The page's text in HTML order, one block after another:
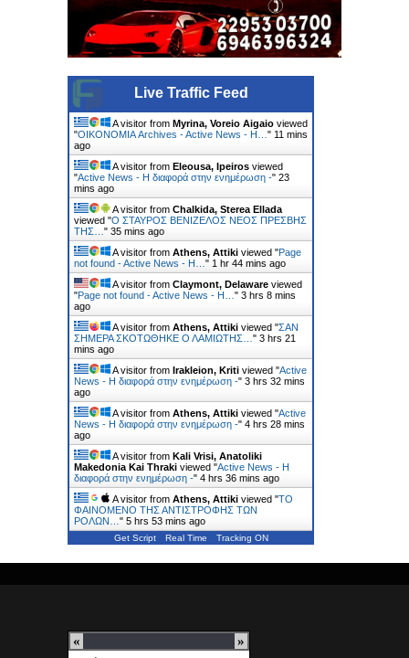
Live Traffic Feed
A visitor from Myrina, Voreio Aigaio viewed
"ΟΙΚΟΝΟΜΙΑ Archives - Active News - Η… " 11 mins
ago
A visitor from Eleousa, Ipeiros viewed
"Active News - Η διαφορά στην ενημέρωση -" 23
mins ago
A visitor from Chalkida, Sterea Ellada
viewed "Ο ΣΤΑΥΡΟΣ ΒΕΝΙΖΕΛΟΣ ΝΕΟΣ ΠΡΕΣΒΗΣ
ΤΗΣ… " 35 mins ago
A visitor from Athens, Attiki viewed "Page
not found - Active News - Η… " 1 hr 44 mins ago
A visitor from Claymont, Delaware viewed
"Page not found - Active News - Η… " 3 hrs 8 mins
ago
A visitor from Athens, Attiki viewed "ΣΑΝ
ΣΗΜΕΡΑ ΣΚΟΤΩΘΗΚΕ Ο ΛΑΜΙΩΤΗΣ… " 3 hrs 21
mins ago
A visitor from Irakleion, Kriti viewed "Active
News - Η διαφορά στην ενημέρωση -" 3 hrs 32 mins
ago
A visitor from Athens, Attiki viewed "Active
News - Η διαφορά στην ενημέρωση -" 4 hrs 28 mins
ago
A visitor from Kali Vrisi, Anatoliki
Makedonia Kai Thraki viewed "Active News - Η
διαφορά στην ενημέρωση -" 4 hrs 36 mins ago
A visitor from Athens, Attiki viewed "ΤΟ
ΦΑΙΝΟΜΕΝΟ ΤΗΣ ΑΝΤΙΣΤΡΟΦΗΣ ΤΩΝ
ΡΟΛΩΝ… " 5 hrs 53 mins ago
Get Script Real Time Tracking ON